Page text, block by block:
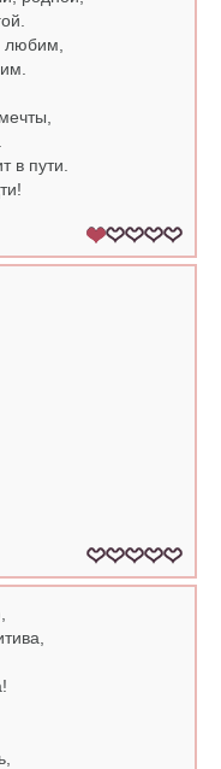
любим,
в пути.